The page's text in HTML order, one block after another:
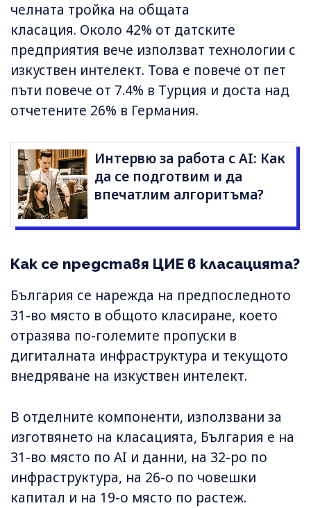
челната тройка на общата
класация. Около 42% от датските
предприятия вече използват технологии с
изкуствен интелект. Това е повече от пет
пъти повече от 7.4% в Турция и доста над
отчетените 26% в Германия.
Интервю за работа с AI: Как
да се подготвим и да
впечатлим алгоритъма?
Как се представя ЦИЕ в класацията?
България се нарежда на предпоследното
31-во място в общото класиране, което
отразява по-големите пропуски в
дигиталната инфраструктура и текущото
внедряване на изкуствен интелект.
В отделните компоненти, използвани за
изготвянето на класацията, България е на
31-во място по AI и данни, на 32-ро по
инфраструктура, на 26-о по човешки
капитал и на 19-о място по растеж.